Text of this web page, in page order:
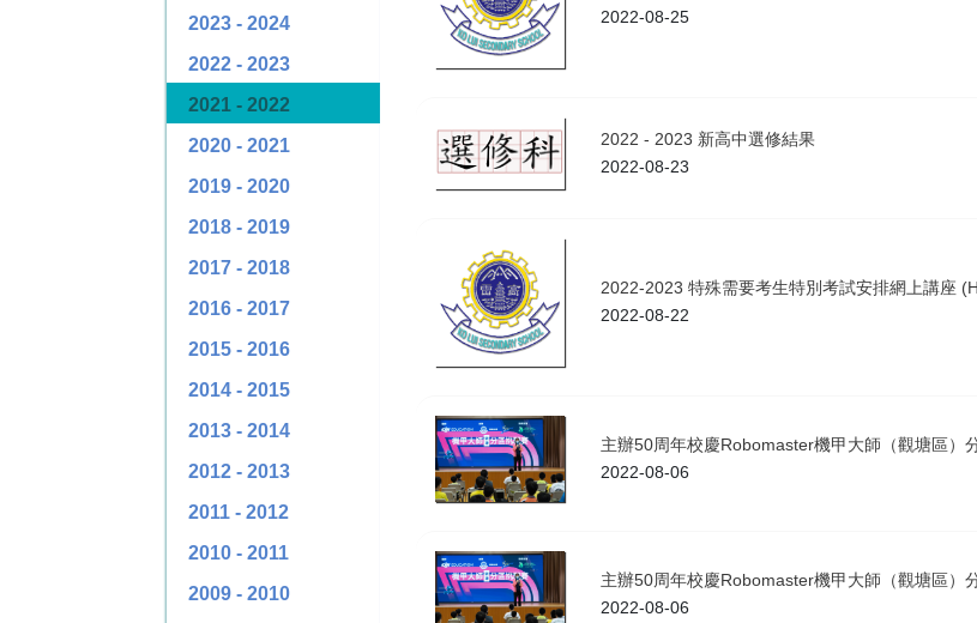
2023 - 2024
2022 - 2023
2021 - 2022
2020 - 2021
2019 - 2020
2018 - 2019
2017 - 2018
2016 - 2017
2015 - 2016
2014 - 2015
2013 - 2014
2012 - 2013
2011 - 2012
2010 - 2011
2009 - 2010
2022-08-25
2022 - 2023 新高中選修結果
2022-08-23
2022-2023 特殊需要考生特別考試安排網上講座
2022-08-22
主辦50周年校慶Robomaster機甲大師（觀塘區）
2022-08-06
主辦50周年校慶Robomaster機甲大師（觀塘區）
2022-08-06